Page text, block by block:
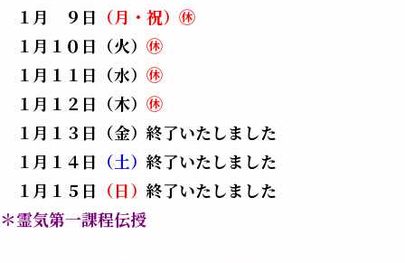
１月 ９日 （月・祝）㊡
１月１０日（火） ㊡
１月１１日（水） ㊡
１月１２日（木） ㊡
１月１３日（金）終了いたしました
１月１４日 （土） 終了いたしました
１月１５日 （日） 終了いたしました
＊霊気第一課程伝授